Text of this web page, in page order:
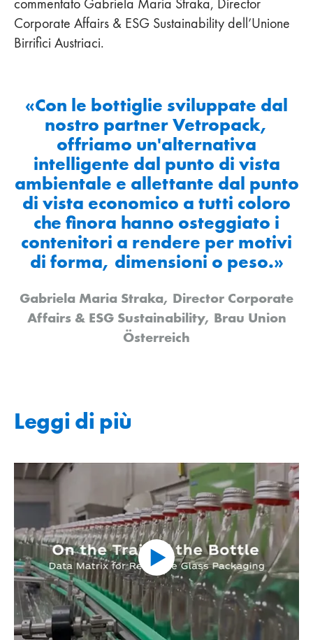
Corporate Affairs & ESG Sustainability dell’Unione
Birrifici Austriaci.
«Con le bottiglie sviluppate dal
nostro partner Vetropack,
offriamo un'alternativa
intelligente dal punto di vista
ambientale e allettante dal punto
di vista economico a tutti coloro
che finora hanno osteggiato i
contenitori a rendere per motivi
di forma, dimensioni o peso.»
Gabriela Maria Straka, Director Corporate
Affairs & ESG Sustainability, Brau Union
Österreich
Leggi di più